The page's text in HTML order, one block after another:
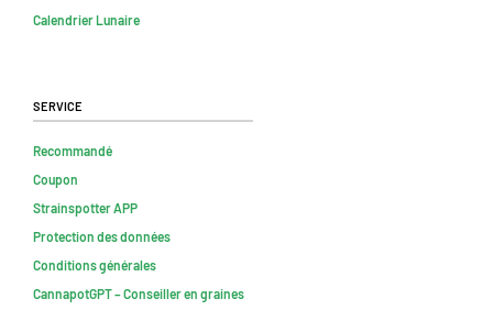
Calendrier Lunaire
Service
Recommandé
Coupon
Strainspotter APP
Protection des données
Conditions générales
CannapotGPT – Conseiller en graines